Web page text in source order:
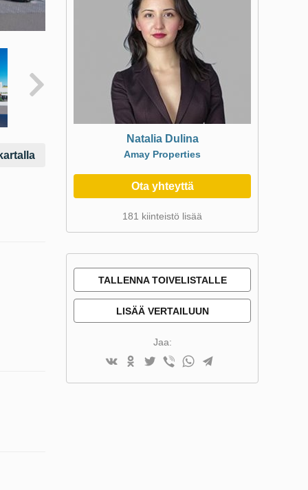
Natalia Dulina
Amay Properties
Ota yhteyttä
181 kiinteistö lisää
TALLENNA TOIVELISTALLE
LISÄÄ VERTAILUUN
Jaa: